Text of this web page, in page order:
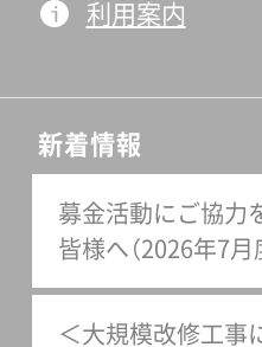
アデザイ
―」神田
後、日本
ウインド
催事―そ
ついて」
屋の広告
が、百貨
月23日（
利用案内
新着情報
募金活動にご協力
皆様へ（2026年7月
＜大規模改修工事